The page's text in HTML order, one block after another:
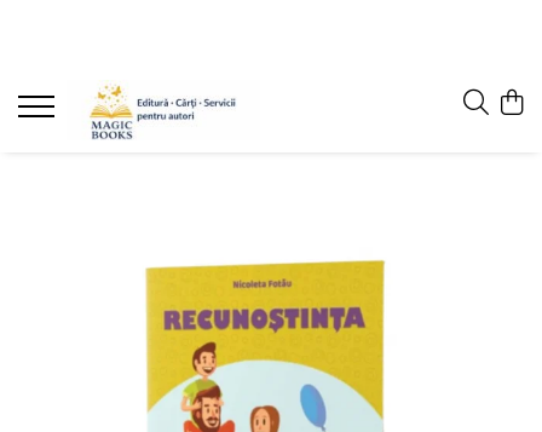
Magazinul de carti
Carti pentru copii 7-11 ani
Povești scrise de copii (Antologii)
Carte online pentru copii
Carti pentru copii 0-7 ani